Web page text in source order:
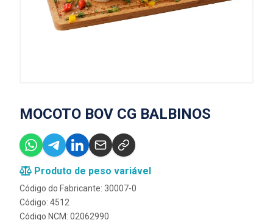
MOCOTO BOV CG BALBINOS
Produto de peso variável
Código do Fabricante: 30007-0
Código: 4512
Código NCM: 02062990